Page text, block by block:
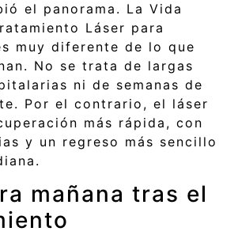
el panorama. La Vida
Láser para
muy diferente de lo que
No se trata de largas
ni de semanas de
Por el contrario, el láser
más rápida, con
y un regreso más sencillo
mañana tras el